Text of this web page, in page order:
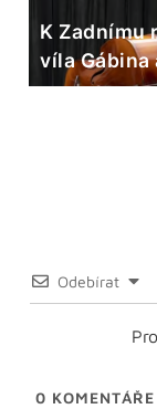
K Zadnímu
víla Gábina
Odebírat
0 KOMENTÁŘE